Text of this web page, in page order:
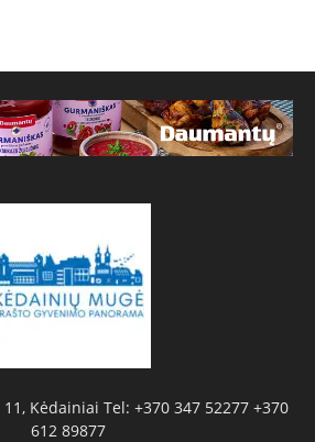
Kėdainiai Tel: +370 347 52277 +370
612 89877